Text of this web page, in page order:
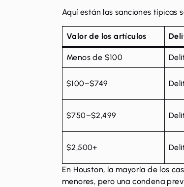
Aquí están las sanciones típicas
Valor de los artículos
Menos de $100
$100–$749
$750–$2,499
$2,500+
En Houston, la mayoría de los
menores, pero una condena